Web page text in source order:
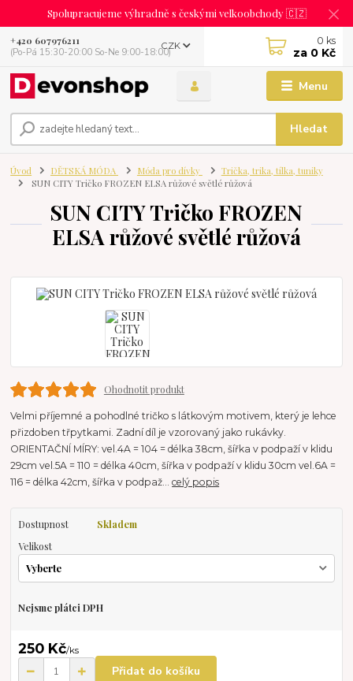
Spolupracujeme výhradně s českými velkoobchody 🇨🇿
Menu
CZK
Hledat
+420 607976211
(Po-Pá 15:30-20:00 So-Ne 9:00-18:00)
0 ks
za 0 Kč
Úvod DĚTSKÁ MÓDA Móda pro dívky
Trička, trika, tílka, tuniky
SUN CITY Tričko FROZEN ELSA růžové světlé růžová
SUN CITY Tričko FROZEN
ELSA růžové světlé růžová
Ohodnotit produkt
Velmi příjemné a pohodlné tričko s látkovým motivem, který je lehce
přizdoben třpytkami. Zadní díl je vzorovaný jako rukávky.
ORIENTAČNÍ MÍRY: vel.4A = 104 = délka 38cm, šířka v podpaží v klidu
29cm vel.5A = 110 = délka 40cm, šířka v podpaží v klidu 30cm vel.6A =
116 = délka 42cm, šířka v podpaž...celý popis
Dostupnost
Skladem
Velikost
Nejsme plátci DPH
250 Kč/ks
Přidat do košíku